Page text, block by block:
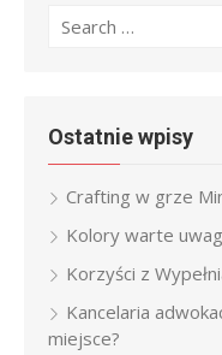
Search
Ostatnie wpisy
Crafting w grze
Kolory warte
Korzyści z
Kancelaria
miejsce?